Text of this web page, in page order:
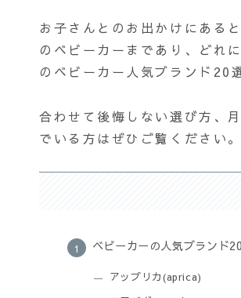
お子さんとのお出かけにある
のベビーカーまであり、どれ
のベビーカー人気ブランド20
合わせて後悔しない選び方、
でいる方はぜひご覧ください。
ベビーカーの人気ブランド
アップリカ(aprica)